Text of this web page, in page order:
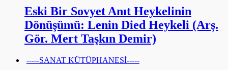
Eski Bir Sovyet Anıt Heykelinin
Dönüşümü: Lenin Died Heykeli (Arş.
Gör. Mert Taşkın Demir)
-----SANAT KÜTÜPHANESİ-----